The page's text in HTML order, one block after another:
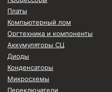
Платы
Компьютерный лом
Оргтехника и компоненты
Аккумуляторы СЦ
Диоды
Конденсаторы
Микросхемы
Переключатели